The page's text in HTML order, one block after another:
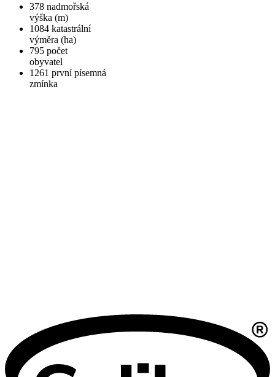
378 nadmořská
výška (m)
1084 katastrální
výměra (ha)
795 počet
obyvatel
1261 první písemná
zmínka